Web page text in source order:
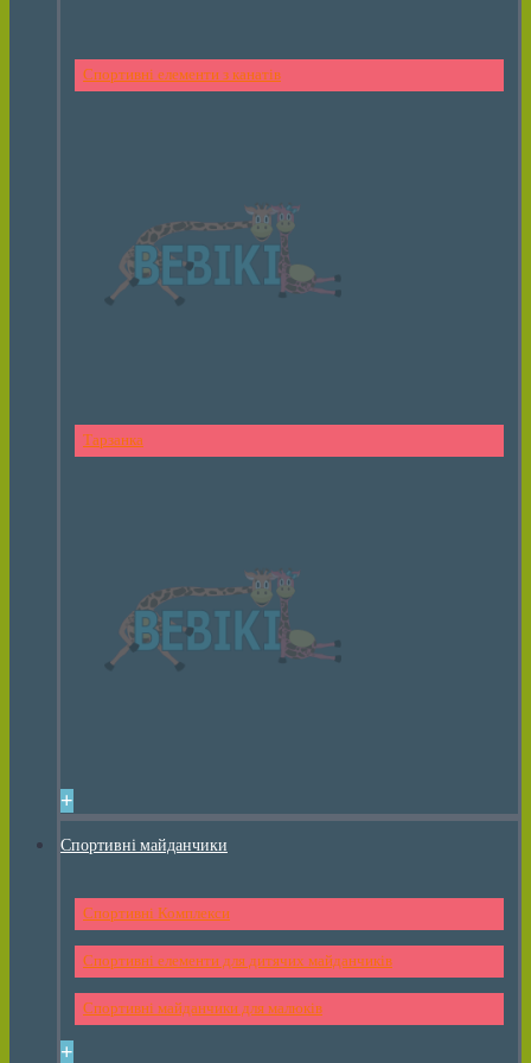
Спортивні елементи з канатів
Тарзанка
+
Спортивні майданчики
Спортивні Комплекси
Спортивні елементи для дитячих майданчиків
Спортивні майданчики для малюків
+